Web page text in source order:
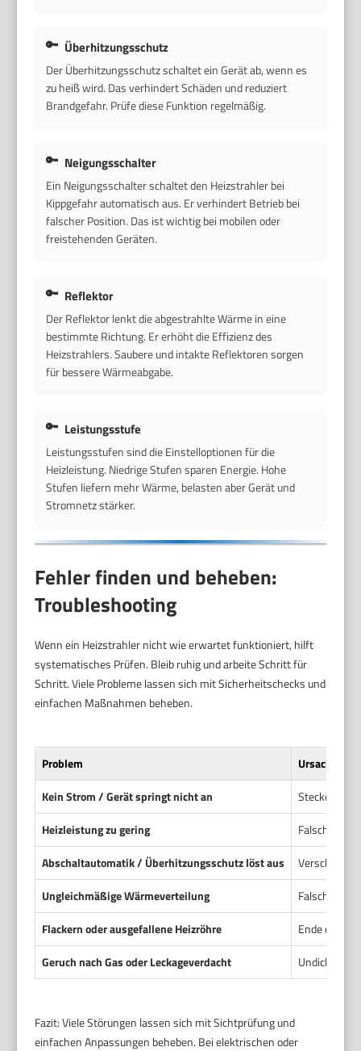
Überhitzungsschutz
Der Überhitzungsschutz schaltet ein Gerät ab, wenn es
zu heiß wird. Das verhindert Schäden und reduziert
Brandgefahr. Prüfe diese Funktion regelmäßig.
Neigungsschalter
Ein Neigungsschalter schaltet den Heizstrahler bei
Kippgefahr automatisch aus. Er verhindert Betrieb bei
falscher Position. Das ist wichtig bei mobilen oder
freistehenden Geräten.
Reflektor
Der Reflektor lenkt die abgestrahlte Wärme in eine
bestimmte Richtung. Er erhöht die Effizienz des
Heizstrahlers. Saubere und intakte Reflektoren sorgen
für bessere Wärmeabgabe.
Leistungsstufe
Leistungsstufen sind die Einstelloptionen für die
Heizleistung. Niedrige Stufen sparen Energie. Hohe
Stufen liefern mehr Wärme, belasten aber Gerät und
Stromnetz stärker.
Fehler finden und beheben:
Troubleshooting
Wenn ein Heizstrahler nicht wie erwartet funktioniert, hilft
systematisches Prüfen. Bleib ruhig und arbeite Schritt für
Schritt. Viele Probleme lassen sich mit Sicherheitschecks und
einfachen Maßnahmen beheben.
Problem
Ursache
Kein Strom / Gerät springt nicht an
Stecker
Heizleistung zu gering
Falsche
Abschaltautomatik / Überhitzungsschutz löst aus
Ungleichmäßige Wärmeverteilung
Falsche
Flackern oder ausgefallene Heizröhre
Ende der
Geruch nach Gas oder Leckageverdacht
Undichte
Fazit: Viele Störungen lassen sich mit Sichtprüfung und
einfachen Anpassungen beheben. Bei elektrischen oder